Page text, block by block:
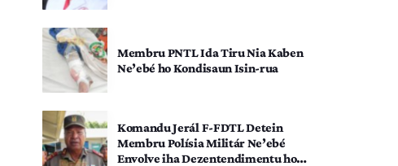
Membru PNTL Ida Tiru Nia Kaben
Ne’ebé ho Kondisaun Isin-rua
Komandu Jerál F-FDTL Detein
Membru Polísia Militár Ne’ebé
Envolve iha Dezentendimentu ho